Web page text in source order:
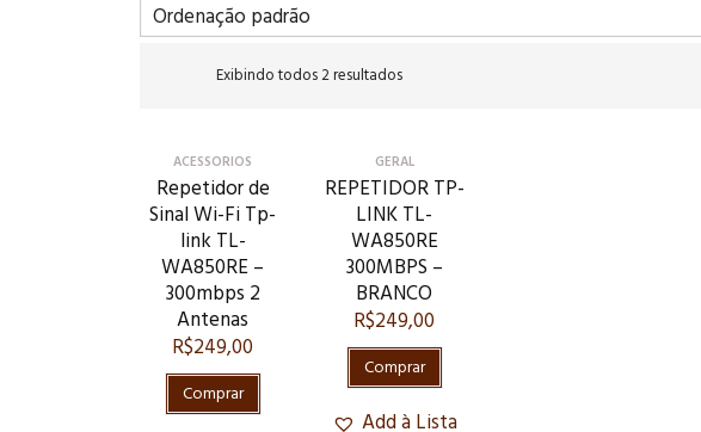
Exibindo todos 2 resultados
ACESSORIOS
Repetidor de
Sinal Wi-Fi Tp-
link TL-
WA850RE –
300mbps 2
Antenas
R$249,00
Comprar
GERAL
REPETIDOR TP-
LINK TL-
WA850RE
300MBPS –
BRANCO
R$249,00
Comprar
Add à Lista